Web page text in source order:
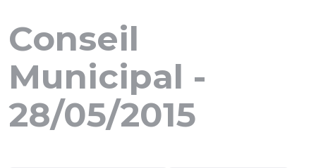
Conseil
Municipal -
28/05/2015